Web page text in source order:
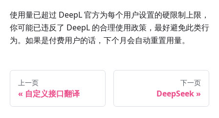
使用量已超过 DeepL 官方为每个用户设置的硬限制上限，
你可能已违反了 DeepL 的合理使用政策，最好避免此类行
为。如果是付费用户的话，下个月会自动重置用量。
上一页
自定义接口翻译
下一页
DeepSeek